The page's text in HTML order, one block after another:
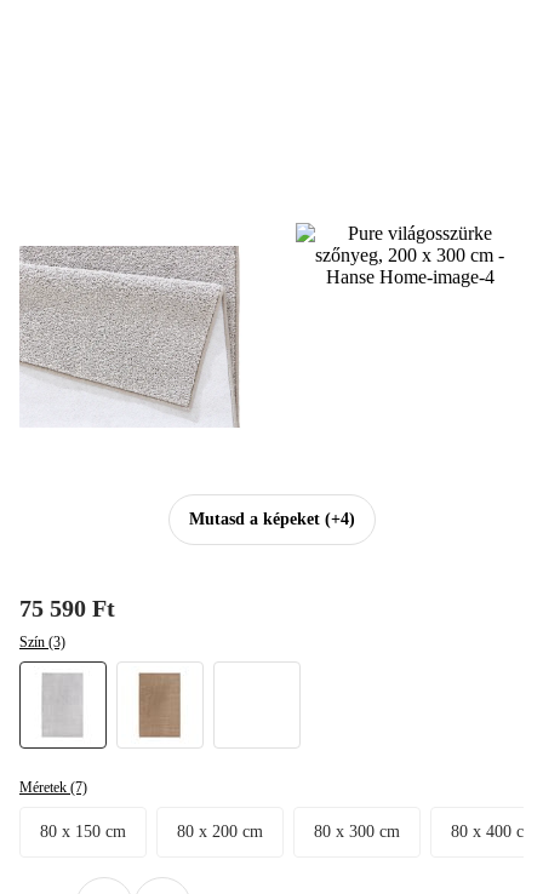
Mutasd a képeket(+4)
75 590 Ft
Szín (3)
Méretek (7)
80 x 150 cm 80 x 200 cm 80 x 300 cm 80 x 400 cm